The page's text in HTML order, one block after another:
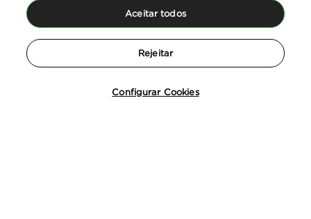
Configurar Cookies
Rejeitar
Aceitar todos